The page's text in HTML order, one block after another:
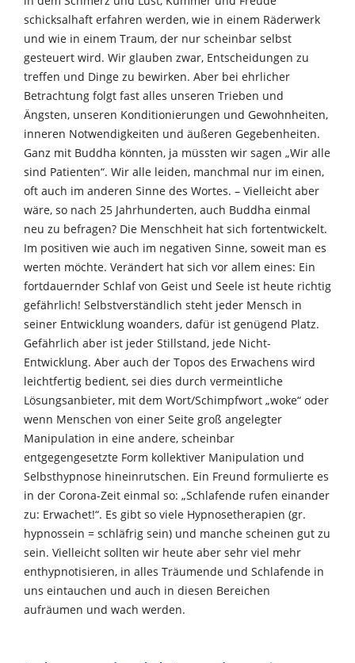
schicksalhaft erfahren werden, wie in einem Räderwerk
und wie in einem Traum, der nur scheinbar selbst
gesteuert wird. Wir glauben zwar, Entscheidungen zu
treffen und Dinge zu bewirken. Aber bei ehrlicher
Betrachtung folgt fast alles unseren Trieben und
Ängsten, unseren Konditionierungen und Gewohnheiten,
inneren Notwendigkeiten und äußeren Gegebenheiten.
Ganz mit Buddha könnten, ja müssten wir sagen „Wir alle
sind Patienten“. Wir alle leiden, manchmal nur im einen,
oft auch im anderen Sinne des Wortes. – Vielleicht aber
wäre, so nach 25 Jahrhunderten, auch Buddha einmal
neu zu befragen? Die Menschheit hat sich fortentwickelt.
Im positiven wie auch im negativen Sinne, soweit man es
werten möchte. Verändert hat sich vor allem eines: Ein
fortdauernder Schlaf von Geist und Seele ist heute richtig
gefährlich! Selbstverständlich steht jeder Mensch in
seiner Entwicklung woanders, dafür ist genügend Platz.
Gefährlich aber ist jeder Stillstand, jede Nicht-
Entwicklung. Aber auch der Topos des Erwachens wird
leichtfertig bedient, sei dies durch vermeintliche
Lösungsanbieter, mit dem Wort/Schimpfwort „woke“ oder
wenn Menschen von einer Seite groß angelegter
Manipulation in eine andere, scheinbar
entgegengesetzte Form kollektiver Manipulation und
Selbsthypnose hineinrutschen. Ein Freund formulierte es
in der Corona-Zeit einmal so: „Schlafende rufen einander
zu: Erwachet!“. Es gibt so viele Hypnosetherapien (gr.
hypnossein = schläfrig sein) und manche scheinen gut zu
sein. Vielleicht sollten wir heute aber sehr viel mehr
enthypnotisieren, in alles Träumende und Schlafende in
uns eintauchen und auch in diesen Bereichen
aufräumen und wach werden.